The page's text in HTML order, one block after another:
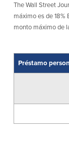
The Wall Street
máximo es de
monto máximo de
Préstamo